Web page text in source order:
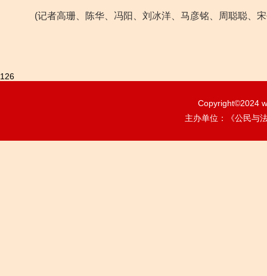
(记者高珊、陈华、冯阳、刘冰洋、马彦铭、周聪聪、宋
126
Copyright©2024
主办单位：《公民与